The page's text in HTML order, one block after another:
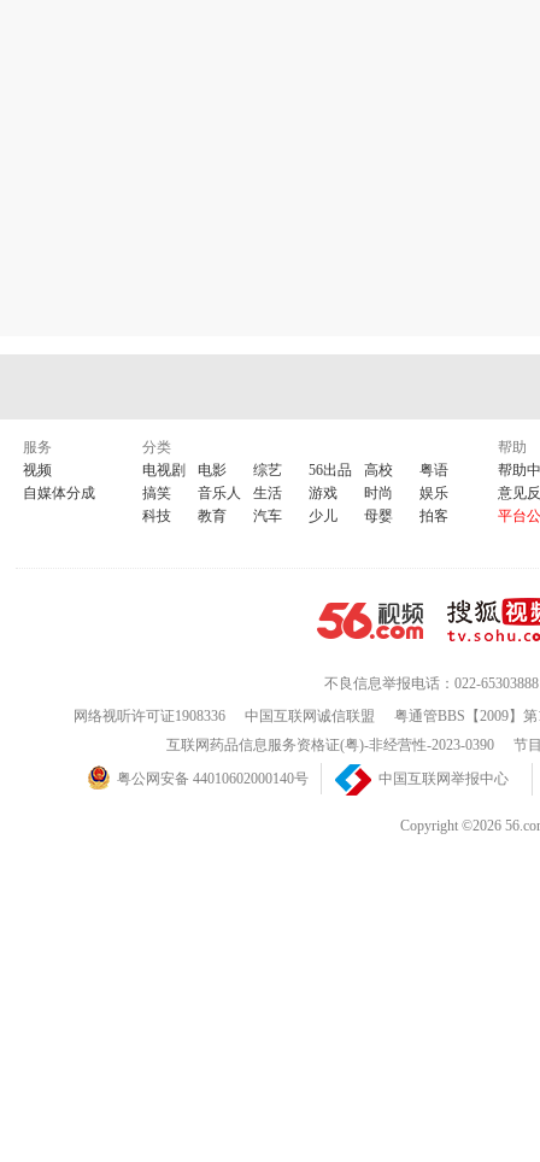
服务
视频
自媒体分成
分类
电视剧
电影 综艺 56出品 高校
粤语
搞笑
音乐人 生活 游戏 时尚
娱乐
科技
教育 汽车 少儿 母婴 拍客
帮助
帮助
意见
平台
不良信息举报电话：022-65303888
网络视听许可证1908336
中国互联网诚信联盟
粤通管BBS【2009】
互联网药品信息服务资格证(粤)-非经营性-2023-0390
节
粤公网安备 44010602000140号
中国互联网举报中心
Copyright ©2026